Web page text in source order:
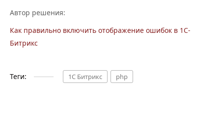
Автор решения:
Как правильно включить отображение ошибок в 1С-
Битрикс
Теги: 1С Битрикс php